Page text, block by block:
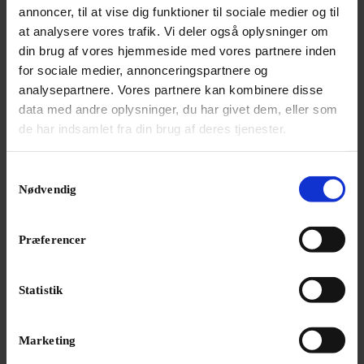
annoncer, til at vise dig funktioner til sociale medier og til
at analysere vores trafik. Vi deler også oplysninger om
din brug af vores hjemmeside med vores partnere inden
for sociale medier, annonceringspartnere og
analysepartnere. Vores partnere kan kombinere disse
data med andre oplysninger, du har givet dem, eller som
de har indsamlet fra din brug af deres tjenester.
Nødvendig
Præferencer
Statistik
Marketing
Jonas Kaufmann advarer fans mod biografi
En nyudgivet biografi om den tyske tenor Jonas
Kaufmann er fup og fidus.